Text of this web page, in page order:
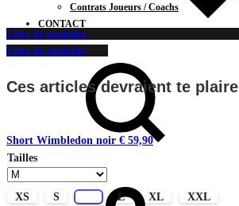
Contrats Joueurs / Coachs
CONTACT
Liste de souhaits
Liste de souhaits
Ces articles devraient te plaire
Short Wimbledon noir € 59,90
Tailles
XS S L XL
XXL